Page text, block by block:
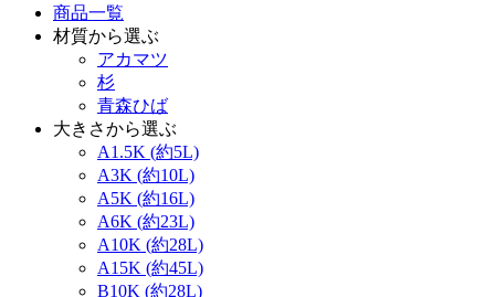
商品一覧
材質から選ぶ
アカマツ
杉
青森ひば
大きさから選ぶ
A1.5K (約5L)
A3K (約10L)
A5K (約16L)
A6K (約23L)
A10K (約28L)
A15K (約45L)
B10K (約28L)